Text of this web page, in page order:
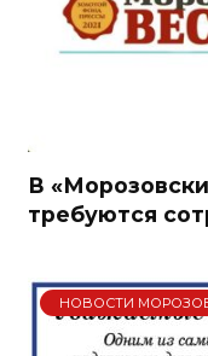
В
требуются
НОВОСТИ